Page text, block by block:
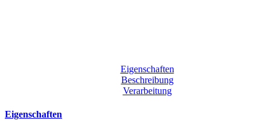
Eigenschaften
Beschreibung
Verarbeitung
Eigenschaften